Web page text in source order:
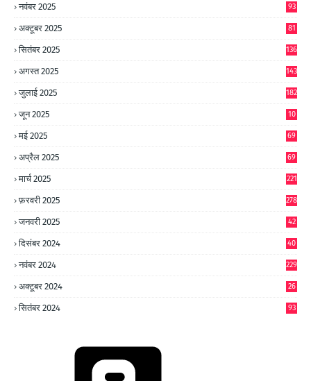
नवंबर 2025 93
अक्टूबर 2025 81
सितंबर 2025 136
अगस्त 2025 143
जुलाई 2025 182
जून 2025
10
मई 2025 69
अप्रैल 2025 69
मार्च 2025 221
फ़रवरी 2025 278
जनवरी 2025
42
दिसंबर 2024
40
नवंबर 2024 229
अक्टूबर 2024
26
सितंबर 2024 93